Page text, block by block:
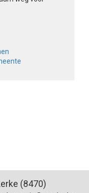
(8470)